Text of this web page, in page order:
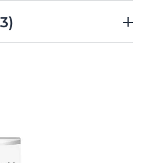
肌を整えた後にお使いくだ
1個分）を目安に取り、額、
eucerin/